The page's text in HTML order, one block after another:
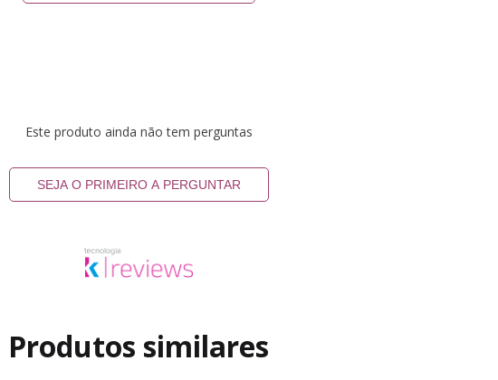
Este produto ainda não tem perguntas
SEJA O PRIMEIRO A PERGUNTAR
Produtos similares